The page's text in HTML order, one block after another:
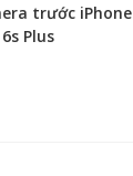
trước iPhone
6s Plus